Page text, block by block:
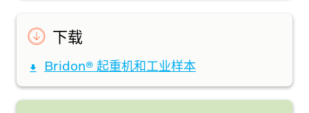
下载
Bridon® 起重机和工业样本